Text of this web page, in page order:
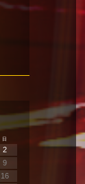
日
2
9
16